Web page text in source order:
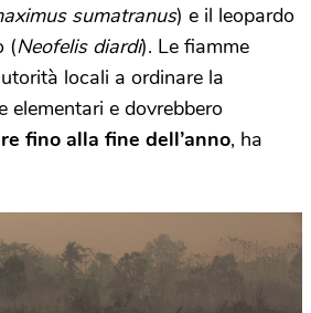
sumatranus) e il leopardo
(Neofelis diardi). Le fiamme
locali a ordinare la
elementari e dovrebbero
fino alla fine dell’anno, ha